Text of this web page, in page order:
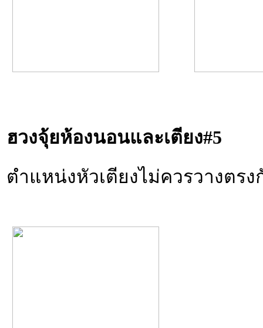
ฮวงจุ้ยห้องนอนและเตียง#5
ตำแหน่งหัวเตียงไม่ควรวางตร